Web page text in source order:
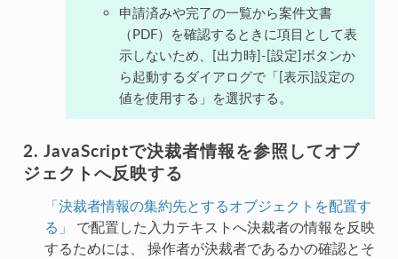
申請済みや完了の一覧から案件文書
（PDF）を確認するときに項目として表
示しないため、[出力時]-[設定]ボタンか
ら起動するダイアログで「[表示]設定の
値を使用する」を選択する。
JavaScriptで決裁者情報を参照してオブ
ジェクトへ反映する
「決裁者情報の集約先とするオブジェクトを配置す
る」
で配置した入力テキストへ決裁者の情報を反映
するためには、 操作者が決裁者であるかの確認とそ